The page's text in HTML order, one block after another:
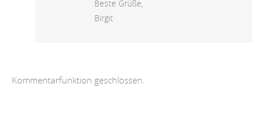
Beste Grüße,
Birgit
Kommentarfunktion geschlossen.